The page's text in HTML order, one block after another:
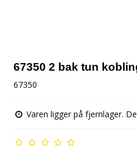
67350 2 bak tun
67350
Varen ligger på fjernlager.